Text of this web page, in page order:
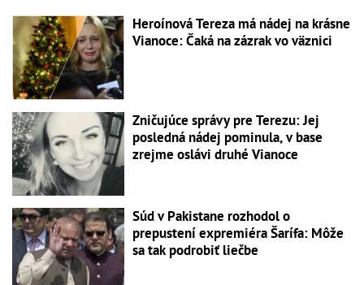
Heroínová Tereza má nádej na krásne
Vianoce: Čaká na zázrak vo väznici
Zničujúce správy pre Terezu: Jej
posledná nádej pominula, v base
zrejme oslávi druhé Vianoce
Súd v Pakistane rozhodol o
prepustení expremiéra Šarífa: Môže
sa tak podrobiť liečbe